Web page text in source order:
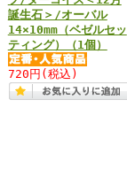
誕生石＞/オーバル
14×10mm（ベゼルセッ
ティング）（1個）
720円 (税込)